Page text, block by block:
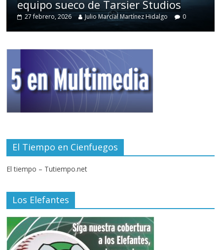
equipo sueco de Tarsier Studios
27 febrero, 2026 Julio Marcial Martínez Hidalgo 0
El Tiempo en Cienfuegos
El tiempo – Tutiempo.net
Los Elefantes